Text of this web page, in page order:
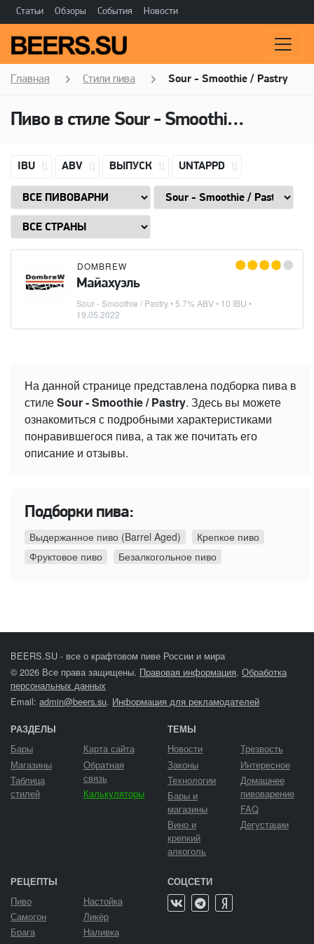
Статьи Обзоры События Новости
Главная Стили пива Sour - Smoothie / Pastry
Пиво в стиле Sour - Smoothie / Pastry
IBU ABV ВЫПУСК UNTAPPD
DOMBREW
Майахуэль
Sour - Smoothie / Pastry• 5.7% ABV • 10 IBU •
19.05.2022
На данной странице представлена подборка пива в
стилеSour - Smoothie / Pastry. Здесь вы можете
ознакомиться с подробными характеристиками
понравившегося пива, а так же почитать его
описание и отзывы.
Подборки пива:
Выдержанное пиво (Barrel Aged)
Крепкое пиво
Фруктовое пиво
Безалкогольное пиво
BEERS.SU - все о крафтовом пиве России и мира
© 2026 Все права защищены. Правовая информация. Обработка
персональных данных
Email: admin@beers.su. Информация для рекламодателей
РАЗДЕЛЫ
Бары
Магазины
Таблица
стилей
Карта сайта
Обратная
связь
Калькуляторы
ТЕМЫ
Новости
Законы
Технологии
Бары и
магазины
Вино и
крепкий
алкоголь
Трезвость
Интересное
Домашнее
пивоварение
FAQ
Дегустации
РЕЦЕПТЫ
Пиво
Самогон
Брага
Настойка
Ликёр
Наливка
СОЦСЕТИ